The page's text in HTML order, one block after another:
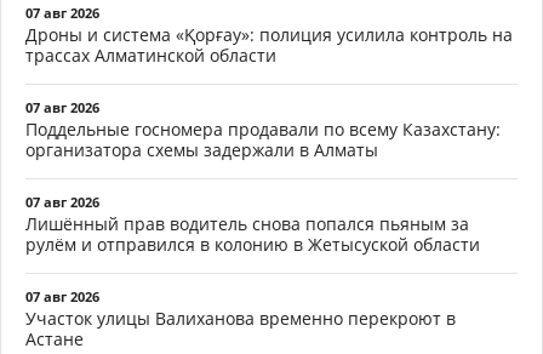
07 авг 2026
Дроны и система «Қорғау»: полиция усилила контроль на
трассах Алматинской области
07 авг 2026
Поддельные госномера продавали по всему Казахстану:
организатора схемы задержали в Алматы
07 авг 2026
Лишённый прав водитель снова попался пьяным за
рулём и отправился в колонию в Жетысуской области
07 авг 2026
Участок улицы Валиханова временно перекроют в
Астане